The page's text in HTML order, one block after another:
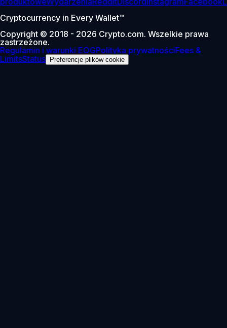
Cryptocurrency in Every Wallet™
Copyright © 2018 - 2026 Crypto.com. Wszelkie prawa
zastrzeżone.
Regulamin i warunki EOGPolityka prywatnościFees &
LimitsStatus Preferencje plików cookie